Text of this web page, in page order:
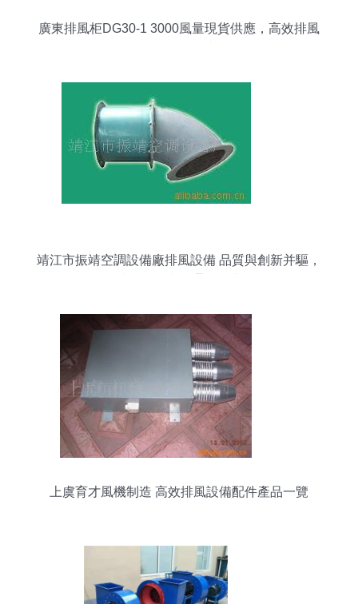
廣東排風柜DG30-1 3000風量現貨供應，高效排風
靖江市振靖空調設備廠排風設備 品質與創新并驅，
上虞育才風機制造 高效排風設備配件產品一覽